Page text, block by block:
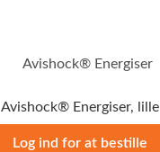
Avishock® Energiser, lille
Log ind for at bestille